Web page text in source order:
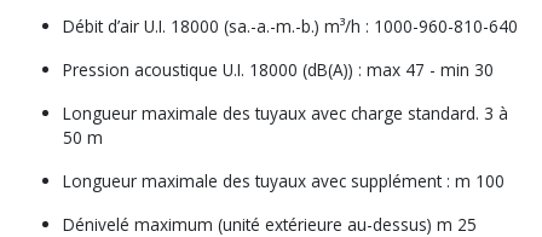
Débit d’air U.I. 18000 (sa.-a.-m.-b.) m³/h : 1000-960-810-640
Pression acoustique U.I. 18000 (dB(A)) : max 47 - min 30
Longueur maximale des tuyaux avec charge standard. 3 à
50 m
Longueur maximale des tuyaux avec supplément : m 100
Dénivelé maximum (unité extérieure au-dessus) m 25